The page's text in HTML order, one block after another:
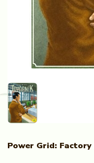
Power Grid: Factory